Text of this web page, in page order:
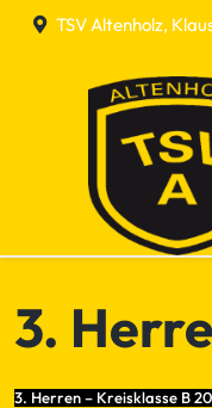
Skip
TSV Altenholz,
3.
3. Herren – Kreisklasse B